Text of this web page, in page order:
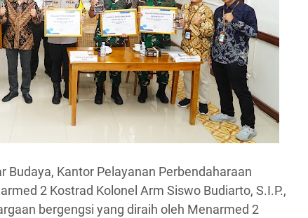
Budaya, Kantor Pelayanan Perbendaharaan
2 Kostrad Kolonel Arm Siswo Budiarto, S.I.P.,
bergengsi yang diraih oleh Menarmed 2